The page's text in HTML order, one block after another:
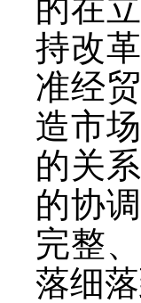
的在
持改
准经
造市
的关
的协
完整
落细落